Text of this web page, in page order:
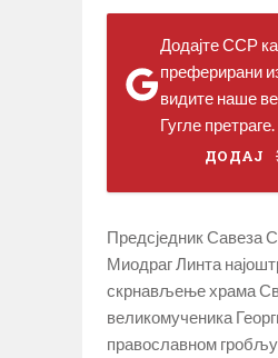
Додајте ССР
преферирани
видите наше
Гугле претраге.
ДОДАЈ
Предсједник Савеза
Миодраг Линта
скрнављење храма
великомученика
православном